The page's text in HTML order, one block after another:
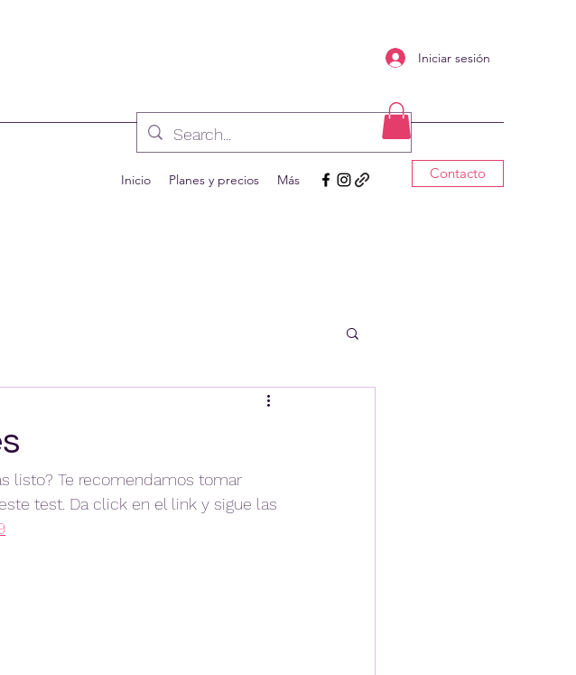
Iniciar sesión
Inicio Planes y precios Más Contacto
listo? Te recomendamos tomar
test. Da click en el link y sigue las